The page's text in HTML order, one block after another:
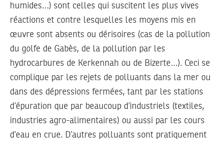
humides…) sont celles qui suscitent les plus vives
réactions et contre lesquelles les moyens mis en
œuvre sont absents ou dérisoires (cas de la pollution
du golfe de Gabès, de la pollution par les
hydrocarbures de Kerkennah ou de Bizerte…). Ceci se
complique par les rejets de polluants dans la mer ou
dans des dépressions fermées, tant par les stations
d’épuration que par beaucoup d’industriels (textiles,
industries agro-alimentaires) ou aussi par les cours
d’eau en crue. D’autres polluants sont pratiquement